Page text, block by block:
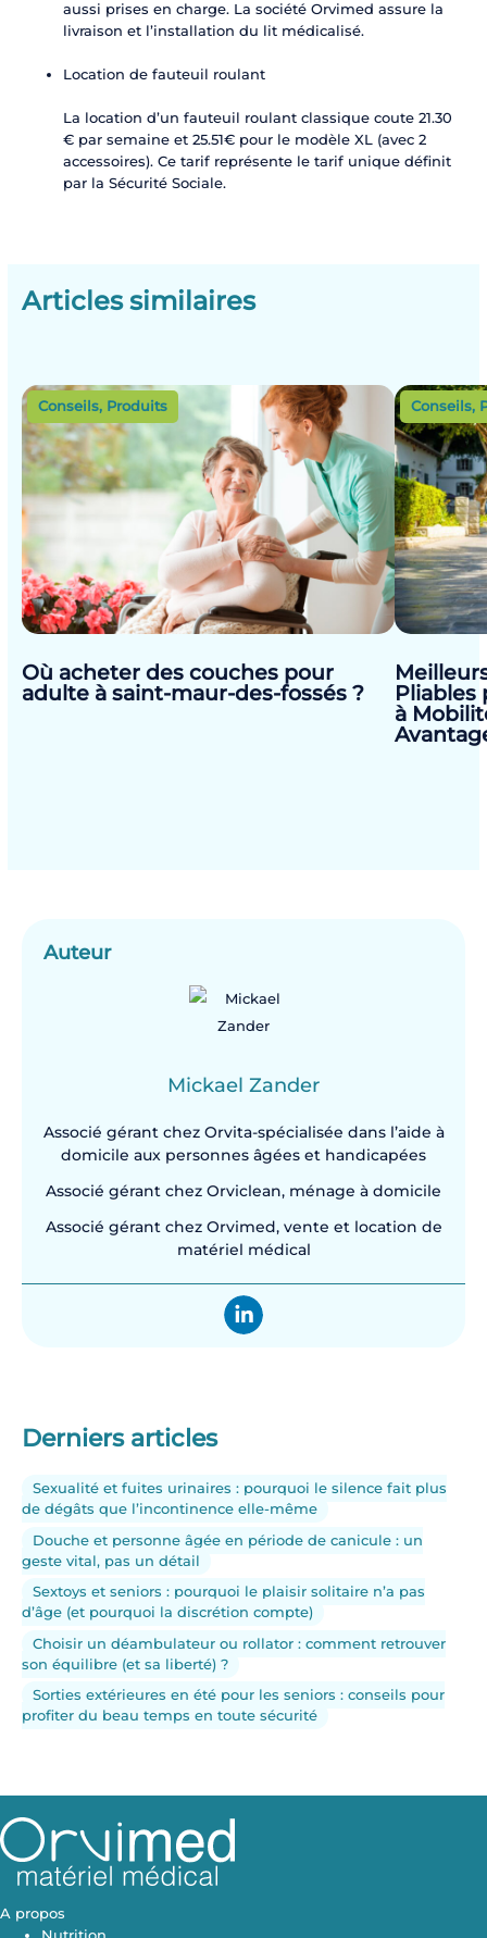
aussi prises en charge. La société Orvimed assure la
livraison et l’installation du lit médicalisé.
Location de fauteuil roulant
La location d’un fauteuil roulant classique coute 21.30
€ par semaine et 25.51€ pour le modèle XL (avec 2
accessoires). Ce tarif représente le tarif unique définit
par la Sécurité Sociale.
Articles similaires
Où acheter des couches pour
adulte à saint-maur-des-fossés ?
Conseils, Produits
Pliables
à
Conseils,
Auteur
Mickael Zander
Associé gérant chez Orvita-spécialisée dans l’aide à
domicile aux personnes âgées et handicapées
Associé gérant chez Orviclean, ménage à domicile
Associé gérant chez Orvimed, vente et location de
matériel médical
Derniers articles
Sexualité et fuites urinaires : pourquoi le silence fait plus
de dégâts que l’incontinence elle-même
Douche et personne âgée en période de canicule : un
geste vital, pas un détail
Sextoys et seniors : pourquoi le plaisir solitaire n’a pas
d’âge (et pourquoi la discrétion compte)
Choisir un déambulateur ou rollator : comment retrouver
son équilibre (et sa liberté) ?
Sorties extérieures en été pour les seniors : conseils pour
profiter du beau temps en toute sécurité
A propos